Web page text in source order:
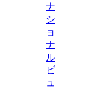
ナ
シ
ョ
ナ
ル
ビ
ュ